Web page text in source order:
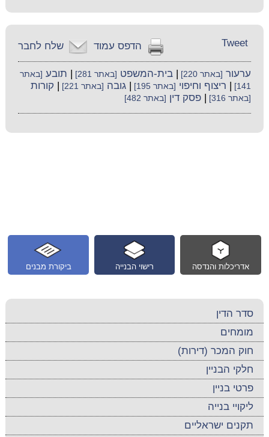
שלח לחבר הדפס עמוד Tweet
ערעור [באתר 220] |בית-המשפט [באתר 281] תובע [באתר
141]
ריצוף וחיפוי [באתר 195] |גובה [באתר 221] קורות
[באתר 316] |פסק דין [באתר 482]
ביקורת מבנים רישוי הבנייה אדריכלות והנדסה
סדר הדין
מומחים
חוק המכר (דירות)
חלקי הבניין
פרטי בניין
ליקויי בנייה
תקנים ישראליים